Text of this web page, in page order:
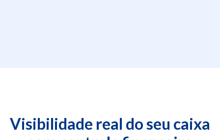
Visibilidade real do seu caixa